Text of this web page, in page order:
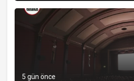
5 gün önce